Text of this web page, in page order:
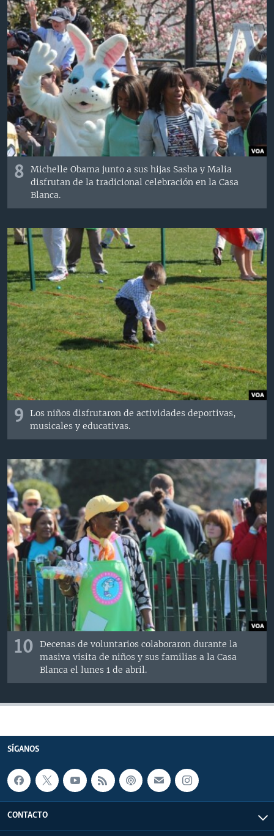
8
Michelle Obama junto a sus hijas Sasha y Malia
disfrutan de la tradicional celebración en la Casa
Blanca.
9
Los niños disfrutaron de actividades deportivas,
musicales y educativas.
10
Decenas de voluntarios colaboraron durante la
masiva visita de niños y sus familias a la Casa
Blanca el lunes 1 de abril.
SÍGANOS
CONTACTO